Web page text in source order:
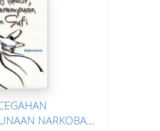
NARKOBA